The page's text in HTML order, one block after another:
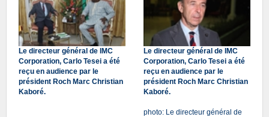
Le directeur général de IMC
Corporation, Carlo Tesei a été
reçu en audience par le
président Roch Marc Christian
Kaboré.
Le directeur général de IMC
Corporation, Carlo Tesei a été
reçu en audience par le
président Roch Marc Christian
Kaboré.
photo: Le directeur général de